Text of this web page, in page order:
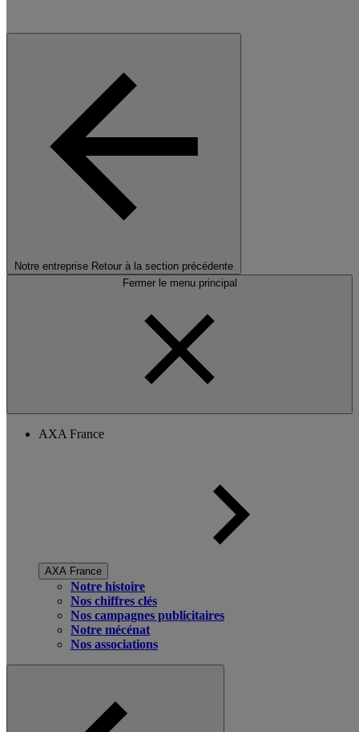
Notre entreprise Retour à la section précédente
Fermer le menu principal
AXA France
AXA France
Notre histoire
Nos chiffres clés
Nos campagnes publicitaires
Notre mécénat
Nos associations